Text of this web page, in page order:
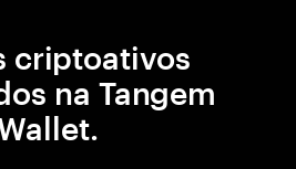
criptoativos
na Tangem